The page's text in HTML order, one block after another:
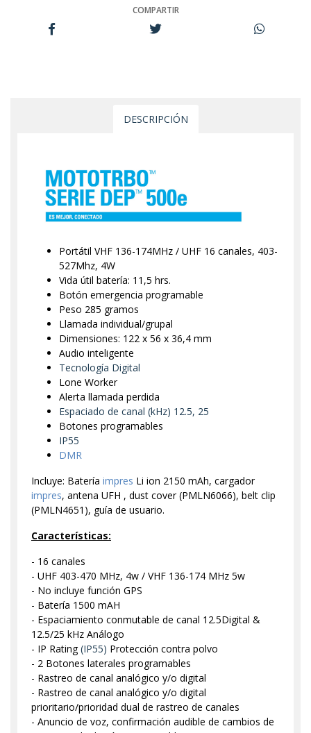
COMPARTIR
DESCRIPCIÓN
Portátil VHF 136-174MHz / UHF 16 canales, 403-
527Mhz, 4W
Vida útil batería: 11,5 hrs.
Botón emergencia programable
Peso 285 gramos
Llamada individual/grupal
Dimensiones: 122 x 56 x 36,4 mm
Audio inteligente
Tecnología Digital
Lone Worker
Alerta llamada perdida
Espaciado de canal (kHz) 12.5, 25
Botones programables
IP55
DMR
Incluye: Batería impres Li ion 2150 mAh, cargador
impres, antena UFH , dust cover (PMLN6066), belt clip
(PMLN4651), guía de usuario.
Características:
- 16 canales
- UHF 403-470 MHz, 4w / VHF 136-174 MHz 5w
- No incluye función GPS
- Batería 1500 mAH
- Espaciamiento conmutable de canal 12.5Digital &
12.5/25 kHz Análogo
- IP Rating(IP55) Protección contra polvo
- 2 Botones laterales programables
- Rastreo de canal analógico y/o digital
- Rastreo de canal analógico y/o digital
prioritario/prioridad dual de rastreo de canales
- Anuncio de voz, confirmación audible de cambios de